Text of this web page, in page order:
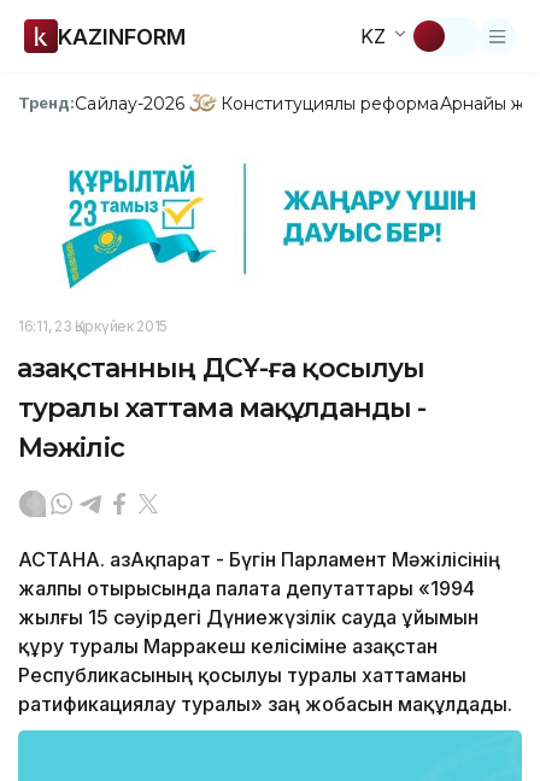
KAZINFORM KZ
Тренд:Сайлау-2026 Конституциялық реформаАрнайы
16:11, 23 Қыркүйек 2015
Қазақстанның ДСҰ-ға қосылуы
туралы хаттама мақұлданды -
Мәжіліс
АСТАНА. ҚазАқпарат - Бүгін Парламент Мәжілісінің
жалпы отырысында палата депутаттары «1994
жылғы 15 сәуірдегі Дүниежүзілік сауда ұйымын
құру туралы Марракеш келісіміне Қазақстан
Республикасының қосылуы туралы хаттаманы
ратификациялау туралы» заң жобасын мақұлдады.